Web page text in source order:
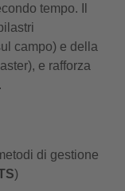
tempo. Il
campo) e della
e rafforza
di gestione
)